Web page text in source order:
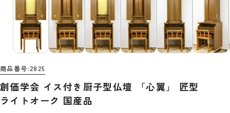
商品番号 2825
創価学会 イス付き厨子型仏壇 「心翼」 匠型
ライトオーク 国産品